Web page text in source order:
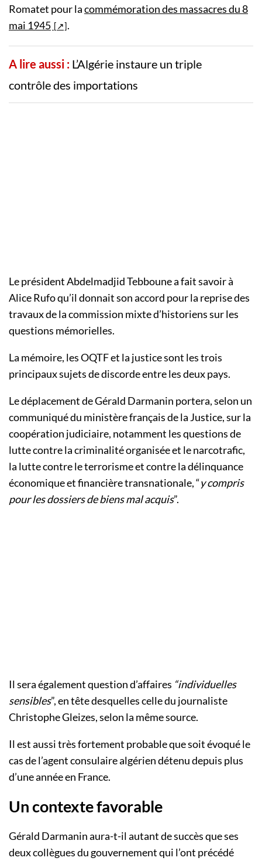
Romatet pour lacommémoration des massacres du 8
mai 1945
.
A lire aussi : L’Algérie instaure un triple
contrôle des importations
Le président Abdelmadjid Tebboune a fait savoir à
Alice Rufo qu’il donnait son accord pour la reprise des
travaux de la commission mixte d’historiens sur les
questions mémorielles.
La mémoire, les OQTF et la justice sont les trois
principaux sujets de discorde entre les deux pays.
Le déplacement de Gérald Darmanin portera, selon un
communiqué du ministère français de la Justice, sur la
coopération judiciaire, notamment les questions de
lutte contre la criminalité organisée et le narcotrafic,
la lutte contre le terrorisme et contre la délinquance
économique et financière transnationale, “y compris
pour les dossiers de biens mal acquis”.
Il sera également question d’affaires “individuelles
sensibles”, en tête desquelles celle du journaliste
Christophe Gleizes, selon la même source.
Il est aussi très fortement probable que soit évoqué le
cas de l’agent consulaire algérien détenu depuis plus
d’une année en France.
Un contexte favorable
Gérald Darmanin aura-t-il autant de succès que ses
deux collègues du gouvernement qui l’ont précédé